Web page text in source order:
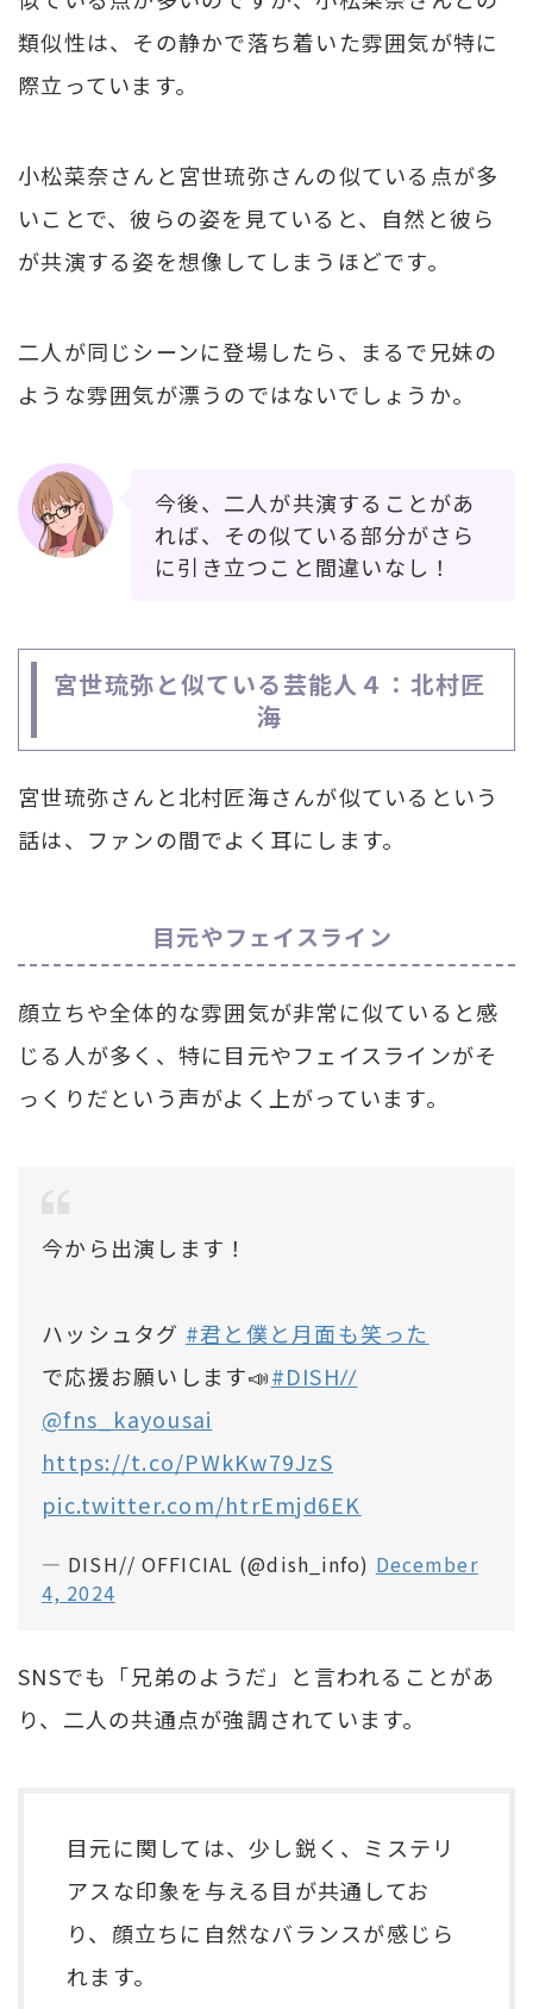
類似性は、その静かで落ち着いた雰囲気が特に
際立っています。
小松菜奈さんと宮世琉弥さんの似ている点が多
いことで、彼らの姿を見ていると、自然と彼ら
が共演する姿を想像してしまうほどです。
二人が同じシーンに登場したら、まるで兄妹の
ような雰囲気が漂うのではないでしょうか。
今後、二人が共演することがあ
れば、その似ている部分がさら
に引き立つこと間違いなし！
宮世琉弥と似ている芸能人４：北村匠
海
宮世琉弥さんと北村匠海さんが似ているという
話は、ファンの間でよく耳にします。
目元やフェイスライン
顔立ちや全体的な雰囲気が非常に似ていると感
じる人が多く、特に目元やフェイスラインがそ
っくりだという声がよく上がっています。
今から出演します！
ハッシュタグ #君と僕と月面も笑った
で応援お願いします📣#DISHꤷꤷ
@fns_kayousai
https://t.co/PWkKw79JzS
pic.twitter.com/htrEmjd6EK
— DISH// OFFICIAL (@dish_info) December
4, 2024
SNSでも「兄弟のようだ」と言われることがあ
り、二人の共通点が強調されています。
目元に関しては、少し鋭く、ミステリ
アスな印象を与える目が共通してお
り、顔立ちに自然なバランスが感じら
れます。